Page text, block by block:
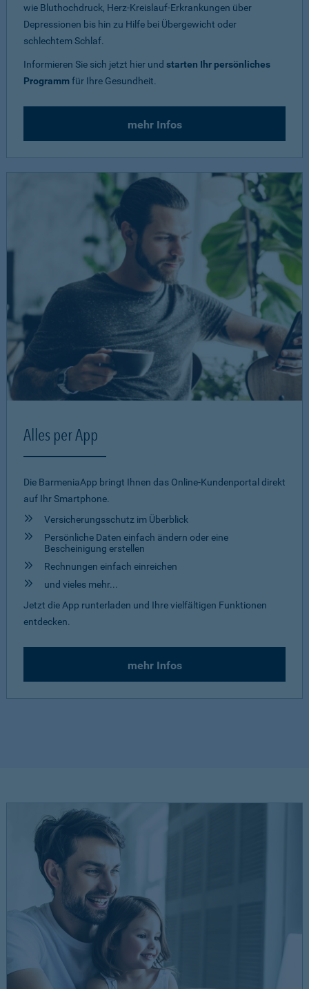
wie Bluthochdruck, Herz-Kreislauf-Erkrankungen über
Depressionen bis hin zu Hilfe bei Übergewicht oder
schlechtem Schlaf.
Informieren Sie sich jetzt hier und starten Ihr persönliches
Programmfür Ihre Gesundheit.
mehr Infos
Alles per App
Die BarmeniaApp bringt Ihnen das Online-Kundenportal direkt
auf Ihr Smartphone.
Versicherungsschutz im Überblick
Persönliche Daten einfach ändern oder eine
Bescheinigung erstellen
Rechnungen einfach einreichen
und vieles mehr...
Jetzt die App runterladen und Ihre vielfältigen Funktionen
entdecken.
mehr Infos